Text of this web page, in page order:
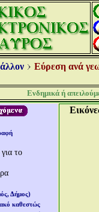
Εύρεση ανά
Ενδημικά ή
το
Δήμος)
καθεστώς